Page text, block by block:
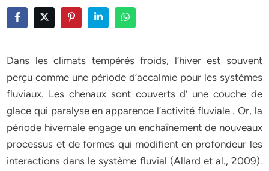
Dans les climats tempérés froids, l’hiver est souvent
perçu comme une période d’accalmie pour les systèmes
fluviaux. Les chenaux sont couverts d’ une couche de
glace qui paralyse en apparence l’activité fluviale . Or, la
période hivernale engage un enchaînement de nouveaux
processus et de formes qui modifient en profondeur les
interactions dans le système fluvial (Allard et al., 2009).